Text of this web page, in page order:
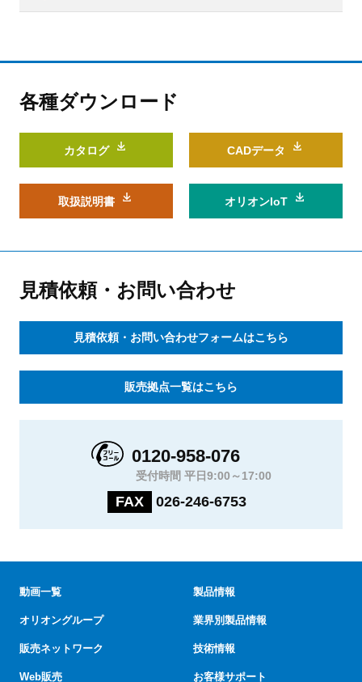
各種ダウンロード
カタログ CADデータ
取扱説明書 オリオンIoT
見積依頼・お問い合わせ
見積依頼・お問い合わせフォームはこちら
販売拠点一覧はこちら
0120-958-076
受付時間 平日9:00～17:00
FAX 026-246-6753
動画一覧
オリオングループ
販売ネットワーク
Web販売
製品情報
業界別製品情報
技術情報
お客様サポート